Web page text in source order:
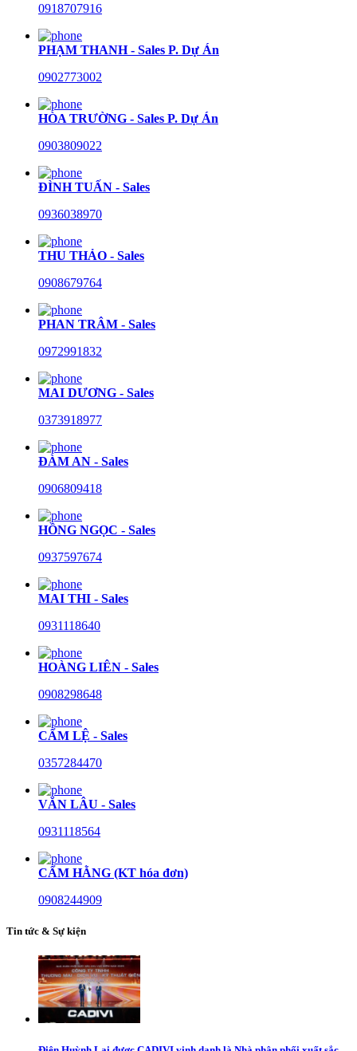
0918707916
PHẠM THANH - Sales P. Dự Án
0902773002
HÒA TRƯỜNG - Sales P. Dự Án
0903809022
ĐÌNH TUẤN - Sales
0936038970
THU THẢO - Sales
0908679764
PHAN TRÂM - Sales
0972991832
MAI DƯƠNG - Sales
0373918977
ĐÀM AN - Sales
0906809418
HỒNG NGỌC - Sales
0937597674
MAI THI - Sales
0931118640
HOÀNG LIÊN - Sales
0908298648
CẨM LỆ - Sales
0357284470
VĂN LÂU - Sales
0931118564
CẨM HẰNG (KT hóa đơn)
0908244909
Tin tức & Sự kiện